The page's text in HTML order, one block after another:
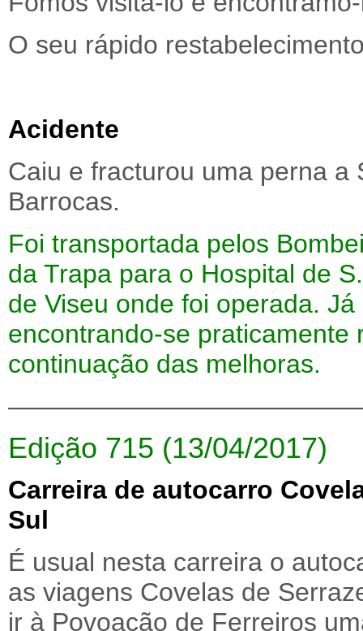
O seu rápido
Acidente
Caiu e fracturou uma perna a
Barrocas.
Foi transportada pelos
da Trapa para o Hospital de
de Viseu onde foi operada.
encontrando-se praticamente
continuação das melhoras.
Edição 715 (13/04/2017)
Carreira de autocarro
Sul
É usual nesta carreira o
as viagens Covelas de
ir à Povoação de Ferreiros